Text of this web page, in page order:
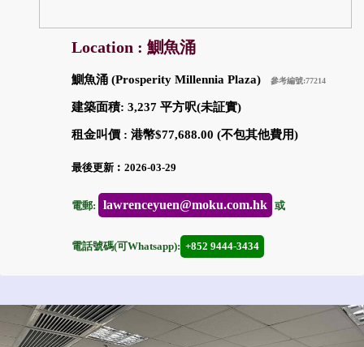
Location : 鰂魚涌
鰂魚涌 (Prosperity Millennia Plaza) 參考編號:77214
建築面積: 3,237 平方呎(未証實)
租金叫價 : 港幣$77,688.00 (不包其他費用)
最後更新︰2026-03-29
電郵: lawrenceyuen@moku.com.hk 或
電話號碼(可Whatsapp): +852 9444-3434